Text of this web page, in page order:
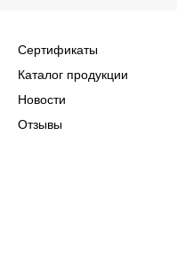
Сертификаты
Каталог продукции
Новости
Отзывы